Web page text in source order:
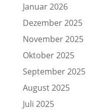
Januar 2026
Dezember 2025
November 2025
Oktober 2025
September 2025
August 2025
Juli 2025